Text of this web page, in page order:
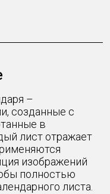
–
созданные с
в
лист отражает
изображений
полностью
листа.